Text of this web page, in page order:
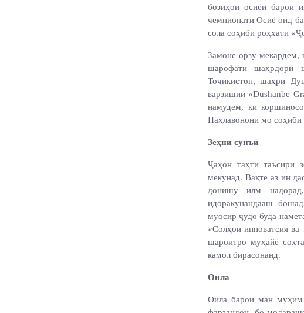
бозиҳои осиёӣ барои
чемпионати Осиё оид
сола соҳиби роҳхати
Замоне орзу мекардем,
шарофати шаҳрдори
Тоҷикистон, шаҳри
варзишии «Dushanbe
намудем, ки
Паҳлавонони мо соҳиби
Зеҳни сунъӣ
Ҷаҳон таҳти таъсири
мекунад. Вақте аз ин
донишу илм
идоракунандааш
муосир ҷудо буда
«Солҳои инноватсия
шароитро муҳайё
камол бирасонанд.
Оила
Оила барои ман муҳим